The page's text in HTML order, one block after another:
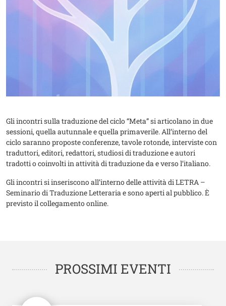
Gli incontri sulla traduzione del ciclo “Meta” si articolano in due
sessioni, quella autunnale e quella primaverile. All’interno del
ciclo saranno proposte conferenze, tavole rotonde, interviste con
traduttori, editori, redattori, studiosi di traduzione e autori
tradotti o coinvolti in attività di traduzione da e verso l’italiano.
Gli incontri si inseriscono all’interno delle attività di LETRA –
Seminario di Traduzione Letteraria e sono aperti al pubblico. È
previsto il collegamento online.
PROSSIMI EVENTI